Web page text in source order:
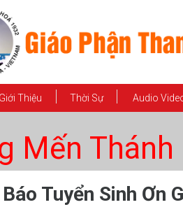
Giới Thiệu Thời Sự Audio
Mến Thánh
Tuyển Sinh Ơn